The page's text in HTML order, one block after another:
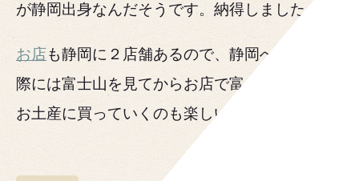
が静岡出身なんだそうです。納得しました。
お店も静岡に２店舗あるので、静岡へ出かけた
際には富士山を見てからお店で富士山グッズを
お土産に買っていくのも楽しいと思います。